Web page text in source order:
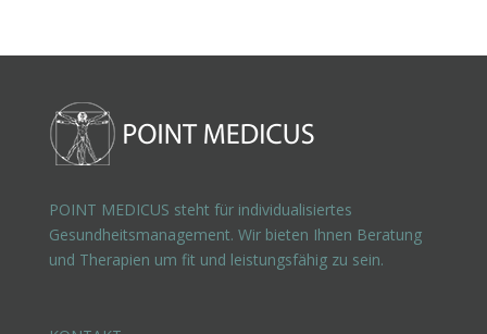
POINT MEDICUS steht für individualisiertes
Gesundheitsmanagement. Wir bieten Ihnen Beratung
und Therapien um fit und leistungsfähig zu sein.